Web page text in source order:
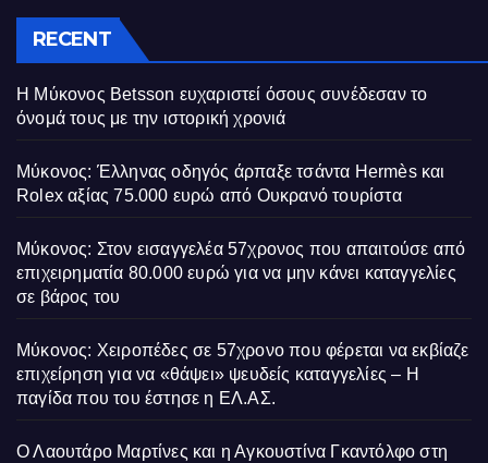
RECENT
Η Μύκονος Betsson ευχαριστεί όσους συνέδεσαν το
όνομά τους με την ιστορική χρονιά
Μύκονος: Έλληνας οδηγός άρπαξε τσάντα Hermès και
Rolex αξίας 75.000 ευρώ από Ουκρανό τουρίστα
Μύκονος: Στον εισαγγελέα 57χρονος που απαιτούσε από
επιχειρηματία 80.000 ευρώ για να μην κάνει καταγγελίες
σε βάρος του
Μύκονος: Χειροπέδες σε 57χρονο που φέρεται να εκβίαζε
επιχείρηση για να «θάψει» ψευδείς καταγγελίες – Η
παγίδα που του έστησε η ΕΛ.ΑΣ.
Ο Λαουτάρο Μαρτίνες και η Αγκουστίνα Γκαντόλφο στη